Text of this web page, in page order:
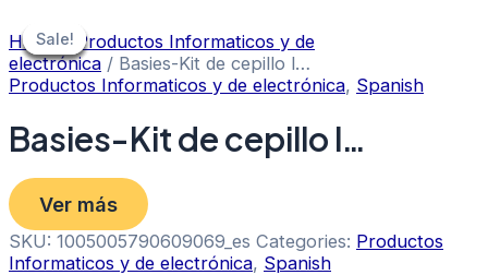
to
content
Home/ Productos Informaticos y de
electrónica / Basies-Kit de cepillo l…
Productos Informaticos y de electrónica, Spanish
Basies-Kit de cepillo l…
Ver más
SKU: 1005005790609069_es Categories: Productos
Informaticos y de electrónica, Spanish
Sale!
Sale!
Sale!
Sale!
Sale!
Sale!